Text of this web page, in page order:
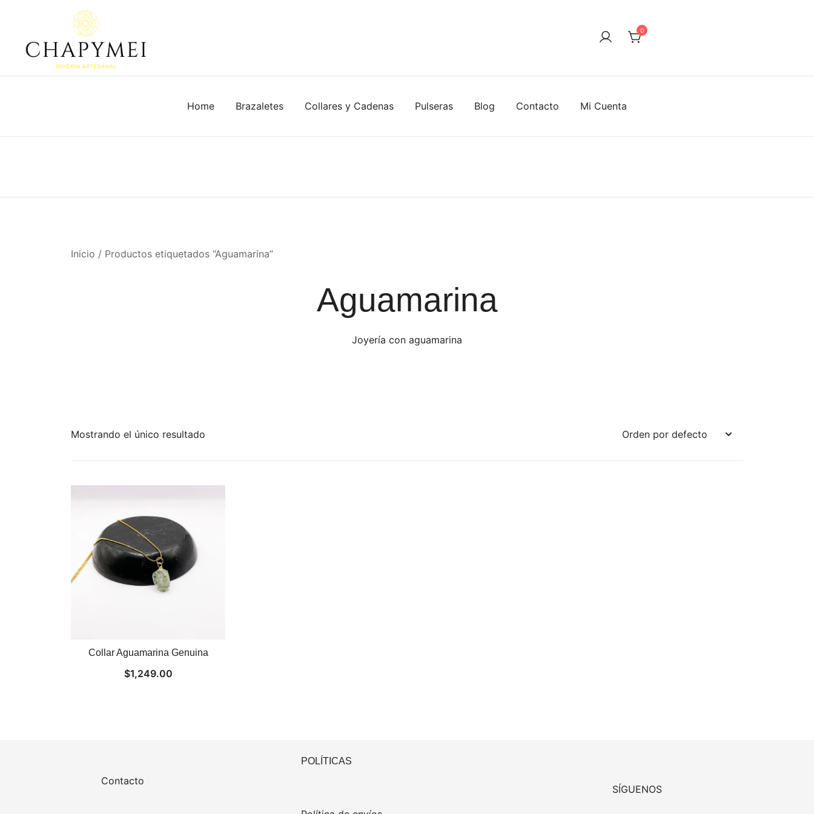
content
0
Home Brazaletes Collares y Cadenas Pulseras Blog Contacto Mi Cuenta
Inicio / Productos etiquetados “Aguamarina”
Aguamarina
Joyería con aguamarina
Mostrando el único resultado
Collar Aguamarina Genuina
$1,249.00
Contacto
POLÍTICAS
SÍGUENOS